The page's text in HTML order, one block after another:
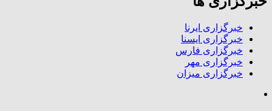
خبرگزاری ایرنا
خبرگزاری ایسنا
خبرگزاری فارس
خبرگزاری مهر
خبرگزاری میزان